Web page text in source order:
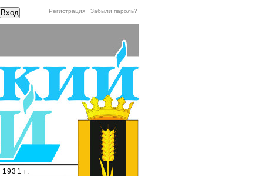
Регистрация Забыли пароль?
г.